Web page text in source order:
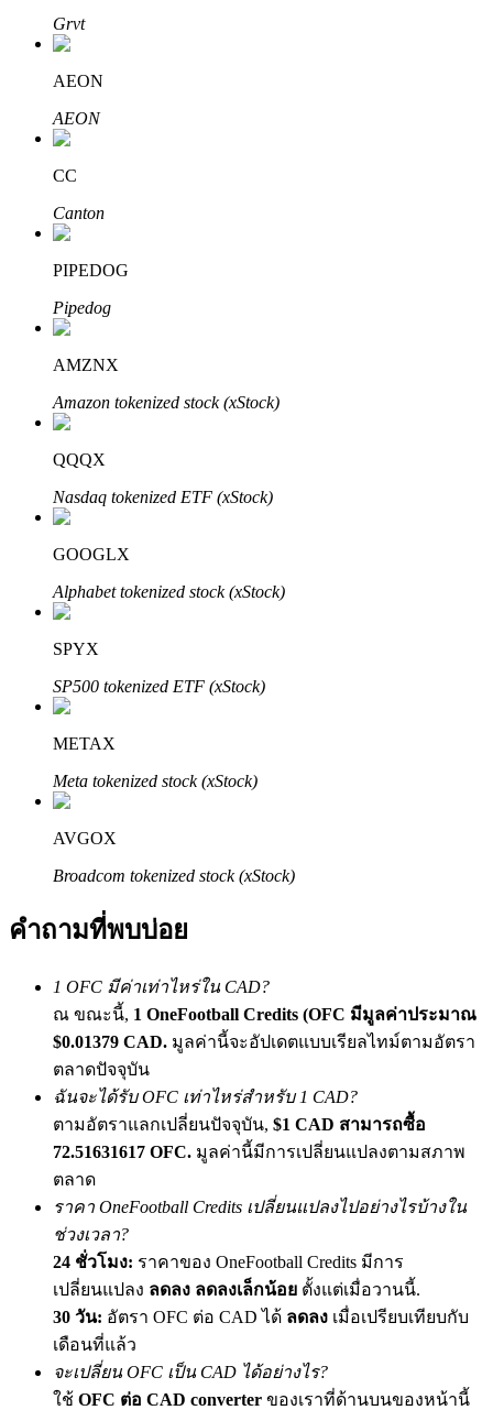
เรียนรู้เกี่ยวกับการสร้างรายได้แบบพาสซีฟ
พันธมิตร Bitrue
มากถึง 65% คอมมิชชั่น!
เชิญเพื่อนเพื่อรับรางวัลเงินสด
BTC Welcome Rewards
BTC Welcome Rewards
Deposit & Trade BTC to Share 25000 USDT prize pool!
Deposit CASHCAT & Win
Grvt
AEON
AEON
CC
Canton
PIPEDOG
Pipedog
AMZNX
Amazon tokenized stock (xStock)
QQQX
Nasdaq tokenized ETF (xStock)
GOOGLX
Alphabet tokenized stock (xStock)
SPYX
SP500 tokenized ETF (xStock)
METAX
Meta tokenized stock (xStock)
AVGOX
Broadcom tokenized stock (xStock)
คำถามที่พบบ่อย
1 OFC มีค่าเท่าไหร่ใน CAD?
ณ ขณะนี้, 1 OneFootball Credits (OFC มีมูลค่าประมาณ
$0.01379 CAD. มูลค่านี้จะอัปเดตแบบเรียลไทม์ตามอัตรา
ตลาดปัจจุบัน
ฉันจะได้รับ OFC เท่าไหร่สำหรับ 1 CAD?
ตามอัตราแลกเปลี่ยนปัจจุบัน, $1 CAD สามารถซื้อ
72.51631617 OFC. มูลค่านี้มีการเปลี่ยนแปลงตามสภาพ
ตลาด
ราคา OneFootball Credits เปลี่ยนแปลงไปอย่างไรบ้างใน
ช่วงเวลา?
24 ชั่วโมง: ราคาของ OneFootball Credits มีการ
เปลี่ยนแปลง ลดลง ลดลงเล็กน้อย ตั้งแต่เมื่อวานนี้.
30 วัน: อัตรา OFC ต่อ CAD ได้ ลดลง เมื่อเปรียบเทียบกับ
เดือนที่แล้ว
จะเปลี่ยน OFC เป็น CAD ได้อย่างไร?
ใช้ OFC ต่อ CAD converter ของเราที่ด้านบนของหน้านี้